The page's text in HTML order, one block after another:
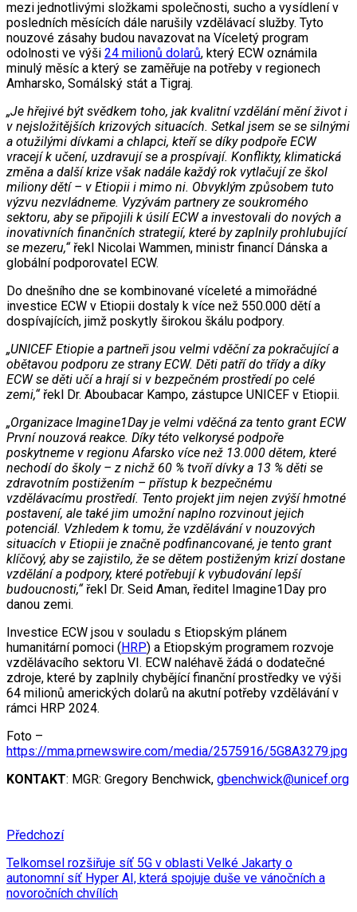
mezi jednotlivými složkami společnosti, sucho a vysídlení v
posledních měsících dále narušily vzdělávací služby. Tyto
nouzové zásahy budou navazovat na Víceletý program
odolnosti ve výši 24 milionů dolarů, který ECW oznámila
minulý měsíc a který se zaměřuje na potřeby v regionech
Amharsko, Somálský stát a Tigraj.
„Je hřejivé být svědkem toho, jak kvalitní vzdělání mění život i
v nejsložitějších krizových situacích. Setkal jsem se se silnými
a otužilými dívkami a chlapci, kteří se díky podpoře ECW
vracejí k učení, uzdravují se a prospívají. Konflikty, klimatická
změna a další krize však nadále každý rok vytlačují ze škol
miliony dětí – v Etiopii i mimo ni. Obvyklým způsobem tuto
výzvu nezvládneme. Vyzývám partnery ze soukromého
sektoru, aby se připojili k úsilí ECW a investovali do nových a
inovativních finančních strategií, které by zaplnily prohlubující
se mezeru,“ řekl Nicolai Wammen, ministr financí Dánska a
globální podporovatel ECW.
Do dnešního dne se kombinované víceleté a mimořádné
investice ECW v Etiopii dostaly k více než 550.000 dětí a
dospívajících, jimž poskytly širokou škálu podpory.
„UNICEF Etiopie a partneři jsou velmi vděční za pokračující a
obětavou podporu ze strany ECW. Děti patří do třídy a díky
ECW se děti učí a hrají si v bezpečném prostředí po celé
zemi,“řekl Dr. Aboubacar Kampo, zástupce UNICEF v Etiopii.
„Organizace Imagine1Day je velmi vděčná za tento grant ECW
První nouzová reakce. Díky této velkorysé podpoře
poskytneme v regionu Afarsko více než 13.000 dětem, které
nechodí do školy – z nichž 60 % tvoří dívky a 13 % děti se
zdravotním postižením – přístup k bezpečnému
vzdělávacímu prostředí. Tento projekt jim nejen zvýší hmotné
postavení, ale také jim umožní naplno rozvinout jejich
potenciál. Vzhledem k tomu, že vzdělávání v nouzových
situacích v Etiopii je značně podfinancované, je tento grant
klíčový, aby se zajistilo, že se dětem postiženým krizí dostane
vzdělání a podpory, které potřebují k vybudování lepší
budoucnosti,“řekl Dr. Seid Aman, ředitel Imagine1Day pro
danou zemi.
Investice ECW jsou v souladu s Etiopským plánem
humanitární pomoci (HRP) a Etiopským programem rozvoje
vzdělávacího sektoru VI. ECW naléhavě žádá o dodatečné
zdroje, které by zaplnily chybějící finanční prostředky ve výši
64 milionů amerických dolarů na akutní potřeby vzdělávání v
rámci HRP 2024.
Foto –
https://mma.prnewswire.com/media/2575916/5G8A3279.jpg
KONTAKT: MGR: Gregory Benchwick, gbenchwick@unicef.org
Předchozí
Telkomsel rozšiřuje síť 5G v oblasti Velké Jakarty o
autonomní síť Hyper AI, která spojuje duše ve vánočních a
novoročních chvílích